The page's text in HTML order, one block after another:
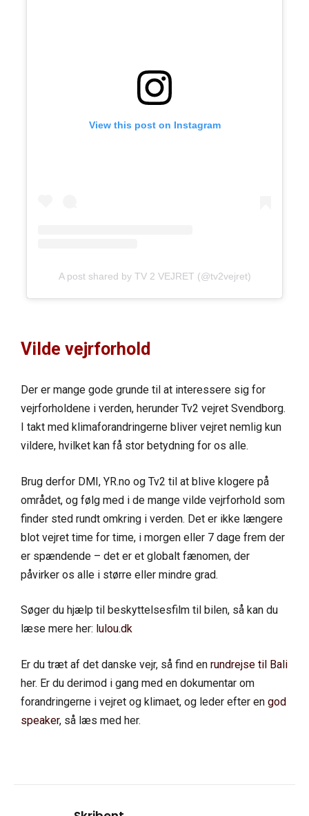
View this post on Instagram
A post shared by TV 2 VEJRET (@tv2vejret)
Vilde vejrforhold
Der er mange gode grunde til at interessere sig for
vejrforholdene i verden, herunder Tv2 vejret Svendborg.
I takt med klimaforandringerne bliver vejret nemlig kun
vildere, hvilket kan få stor betydning for os alle.
Brug derfor DMI, YR.no og Tv2 til at blive klogere på
området, og følg med i de mange vilde vejrforhold som
finder sted rundt omkring i verden. Det er ikke længere
blot vejret time for time, i morgen eller 7 dage frem der
er spændende – det er et globalt fænomen, der
påvirker os alle i større eller mindre grad.
Søger du hjælp til beskyttelsesfilm til bilen, så kan du
læse mere her: lulou.dk
Er du træt af det danske vejr, så find en rundrejse til Bali
her. Er du derimod i gang med en dokumentar om
forandringerne i vejret og klimaet, og leder efter en god
speaker, så læs med her.